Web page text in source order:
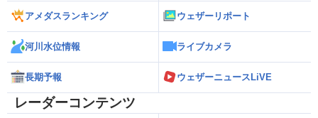
アメダスランキング ウェザーリポート
河川水位情報 ライブカメラ
長期予報 ウェザーニュースLiVE
レーダーコンテンツ